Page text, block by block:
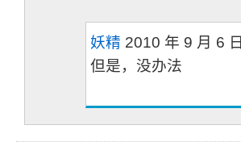
妖精 2010 年 9 月 6 日
但是，没办法